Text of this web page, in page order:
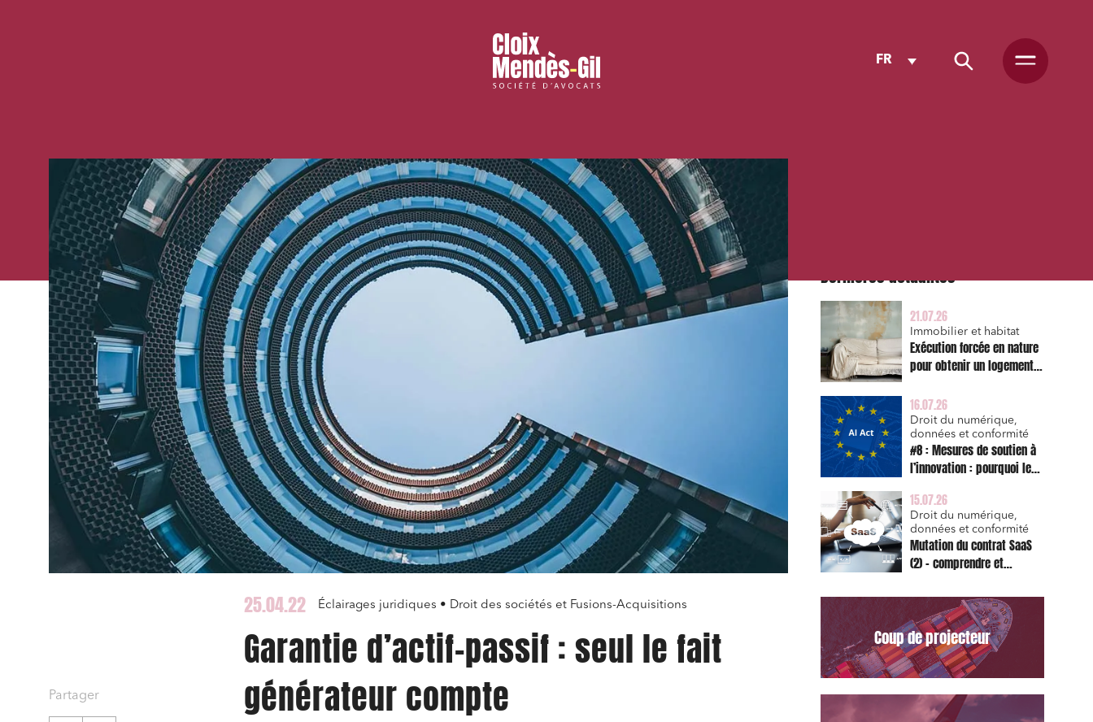
FR
25.04.22 Éclairages juridiques • Droit des sociétés et Fusions-Acquisitions
Garantie d’actif-passif : seul le fait
générateur compte
Partager
Dernières actualités
21.07.26
Immobilier et habitat
Exécution forcée en nature
pour obtenir un logement
triennale de l’action en
réparation
16.07.26
Droit du numérique,
données et conformité
#8 : Mesures de soutien à
l’innovation : pourquoi le
est d’abord un sujet de
risque juridique
15.07.26
Droit du numérique,
données et conformité
Mutation du contrat SaaS
(2) – comprendre et
types de la Commission
pour le Data Act
Coup de projecteur